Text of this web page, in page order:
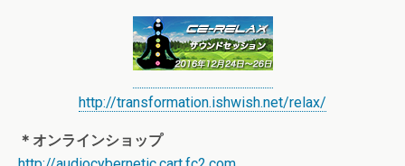
http://transformation.ishwish.net/relax/
＊オンラインショップ